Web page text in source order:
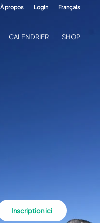
Inscription ici
À propos Login Français
CALENDRIER SHOP